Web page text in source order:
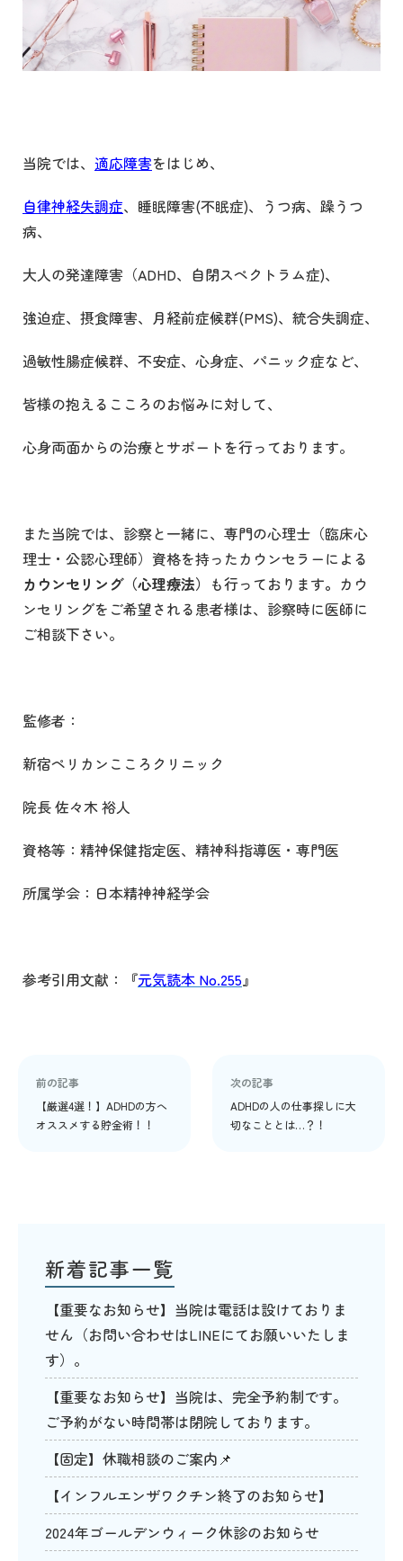
当院では、 適応障害をはじめ、
自律神経失調症、睡眠障害(不眠症)、うつ病、躁うつ
病、
大人の発達障害（ADHD、自閉スペクトラム症)、
強迫症、摂食障害、月経前症候群(PMS)、統合失調症、
過敏性腸症候群、不安症、心身症、パニック症など、
皆様の抱えるこころのお悩みに対して、
心身両面からの治療とサポートを行っております。
また当院では、診察と一緒に、専門の心理士（臨床心
理士・公認心理師）資格を持ったカウンセラーによる
カウンセリング（心理療法） も行っております。 カウ
ンセリングをご希望される患者様は、診察時に医師に
ご相談下さい。
監修者：
新宿ペリカンこころクリニック
院長 佐々木 裕人
資格等：精神保健指定医、精神科指導医・専門医
所属学会：日本精神神経学会
参考引用文献： 『元気読本 No.255』
前の記事
【厳選4選！】ADHDの方へ
オススメする貯金術！！
次の記事
ADHDの人の仕事探しに大
切なこととは…？！
新着記事一覧
【重要なお知らせ】当院は電話は設けておりま
せん（お問い合わせはLINEにてお願いいたしま
す）。
【重要なお知らせ】当院は、完全予約制です。
ご予約がない時間帯は閉院しております。
【固定】休職相談のご案内📌
【インフルエンザワクチン終了のお知らせ】
2024年ゴールデンウィーク休診のお知らせ